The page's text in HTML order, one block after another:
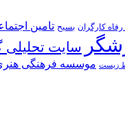
رفاه کارگران بسیح تامین
سایت تحلیلی
زیست موسسه فرهنگی